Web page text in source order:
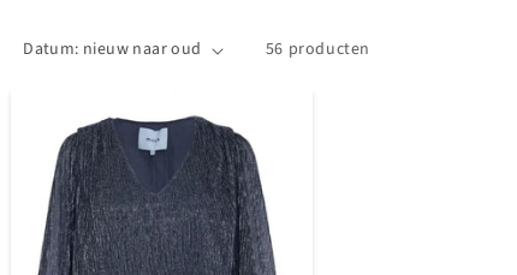
56 producten